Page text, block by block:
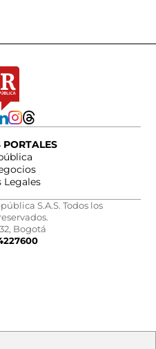
PORTALES
Legales
S.A.S. Todos los
Bogotá